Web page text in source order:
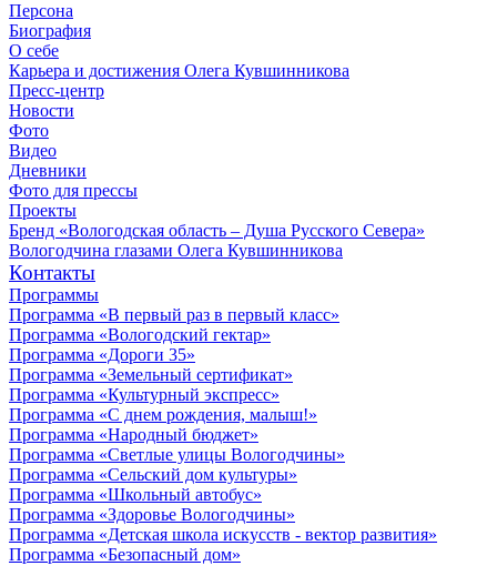
Персона
Биография
О себе
Карьера и достижения Олега Кувшинникова
Пресс-центр
Новости
Фото
Видео
Дневники
Фото для прессы
Проекты
Бренд «Вологодская область – Душа Русского Севера»
Вологодчина глазами Олега Кувшинникова
Контакты
Программы
Программа «В первый раз в первый класс»
Программа «Вологодский гектар»
Программа «Дороги 35»
Программа «Земельный сертификат»
Программа «Культурный экспресс»
Программа «С днем рождения, малыш!»
Программа «Народный бюджет»
Программа «Светлые улицы Вологодчины»
Программа «Сельский дом культуры»
Программа «Школьный автобус»
Программа «Здоровье Вологодчины»
Программа «Детская школа искусств - вектор развития»
Программа «Безопасный дом»